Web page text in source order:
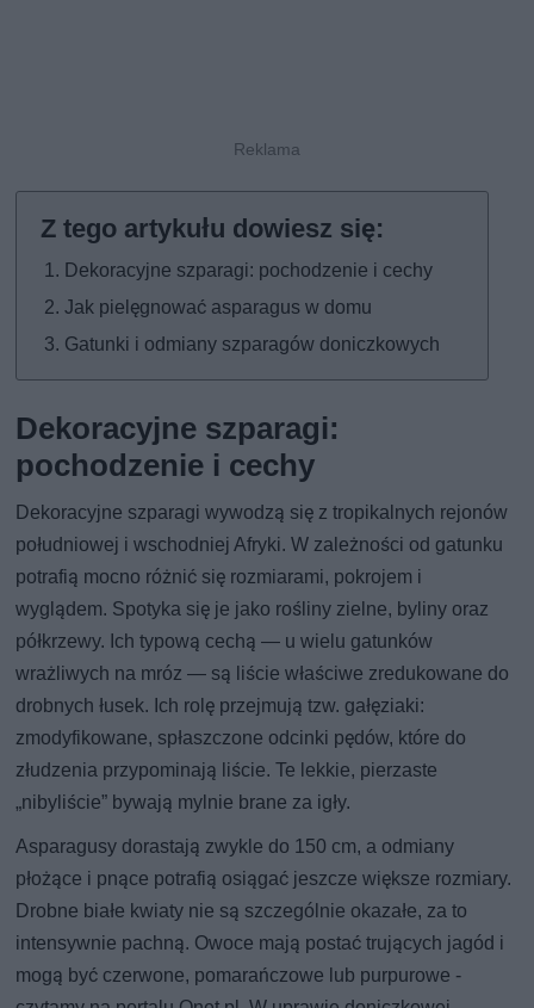
Dekoracyjne szparagi: pochodzenie i cechy
Jak pielęgnować asparagus w domu
Gatunki i odmiany szparagów doniczkowych
Dekoracyjne szparagi:
pochodzenie i cechy
Dekoracyjne szparagi wywodzą się z tropikalnych rejonów
południowej i wschodniej Afryki. W zależności od gatunku
potrafią mocno różnić się rozmiarami, pokrojem i
wyglądem. Spotyka się je jako rośliny zielne, byliny oraz
półkrzewy. Ich typową cechą — u wielu gatunków
wrażliwych na mróz — są liście właściwe zredukowane do
drobnych łusek. Ich rolę przejmują tzw. gałęziaki:
zmodyfikowane, spłaszczone odcinki pędów, które do
złudzenia przypominają liście. Te lekkie, pierzaste
„nibyliście” bywają mylnie brane za igły.
Asparagusy dorastają zwykle do 150 cm, a odmiany
płożące i pnące potrafią osiągać jeszcze większe rozmiary.
Drobne białe kwiaty nie są szczególnie okazałe, za to
intensywnie pachną. Owoce mają postać trujących jagód i
mogą być czerwone, pomarańczowe lub purpurowe -